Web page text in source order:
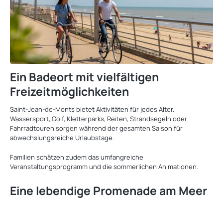
Ein Badeort mit vielfältigen
Freizeitmöglichkeiten
Saint-Jean-de-Monts bietet Aktivitäten für jedes Alter.
Wassersport, Golf, Kletterparks, Reiten, Strandsegeln oder
Fahrradtouren sorgen während der gesamten Saison für
abwechslungsreiche Urlaubstage.
Familien schätzen zudem das umfangreiche
Veranstaltungsprogramm und die sommerlichen Animationen.
Eine lebendige Promenade am Meer